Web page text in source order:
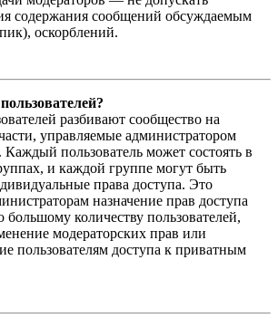
содержания сообщений обсуждаемым
оскорблений.
разбивают сообщество на
управляемые администратором
пользователь может состоять в
и каждой группе могут быть
права доступа. Это
назначение прав доступа
большому количеству пользователей,
модераторских прав или
пользователям доступа к приватным